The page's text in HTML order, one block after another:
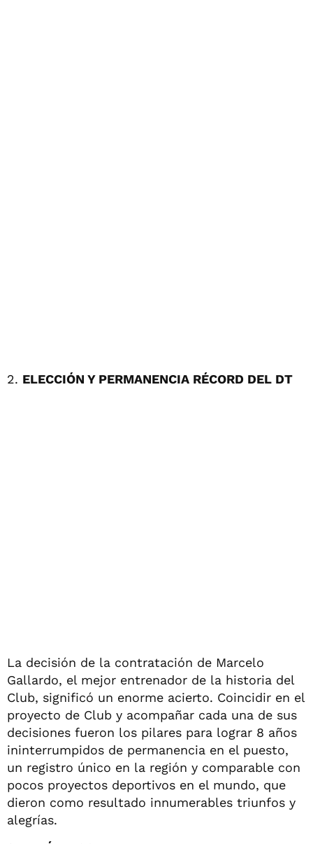
2. ELECCIÓN Y PERMANENCIA RÉCORD DEL DT
La decisión de la contratación de Marcelo
Gallardo, el mejor entrenador de la historia del
Club, significó un enorme acierto. Coincidir en el
proyecto de Club y acompañar cada una de sus
decisiones fueron los pilares para lograr 8 años
ininterrumpidos de permanencia en el puesto,
un registro único en la región y comparable con
pocos proyectos deportivos en el mundo, que
dieron como resultado innumerables triunfos y
alegrías.